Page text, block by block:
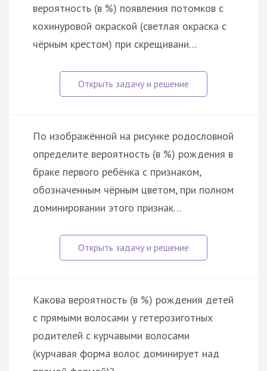
вероятность (в %) появления потомков с
кохинуровой окраской (светлая окраска с
чёрным крестом) при скрещивани…
По изображённой на рисунке родословной
определите вероятность (в %) рождения в
браке первого ребёнка с признаком,
обозначенным чёрным цветом, при полном
доминировании этого признак…
Какова вероятность (в %) рождения детей
с прямыми волосами у гетерозиготных
родителей с курчавыми волосами
(курчавая форма волос доминирует над